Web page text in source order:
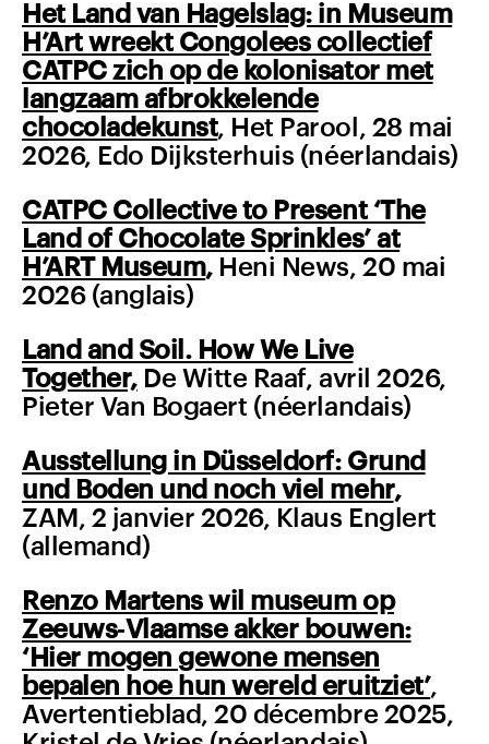
Het Land van Hagelslag: in Museum
H’Art wreekt Congolees collectief
CATPC zich op de kolonisator met
langzaam afbrokkelende
chocoladekunst, Het Parool, 28 mai
2026, Edo Dijksterhuis (néerlandais)
CATPC Collective to Present ‘The
Land of Chocolate Sprinkles’ at
H’ART Museum,Heni News, 20 mai
2026 (anglais)
Land and Soil. How We Live
Together,De Witte Raaf, avril 2026,
Pieter Van Bogaert (néerlandais)
Ausstellung in Düsseldorf: Grund
und Boden und noch viel mehr,
ZAM, 2 janvier 2026, Klaus Englert
(allemand)
Renzo Martens wil museum op
Zeeuws‑Vlaamse akker bouwen:
‘Hier mogen gewone mensen
bepalen hoe hun wereld eruitziet’,
Avertentieblad, 20 décembre 2025,